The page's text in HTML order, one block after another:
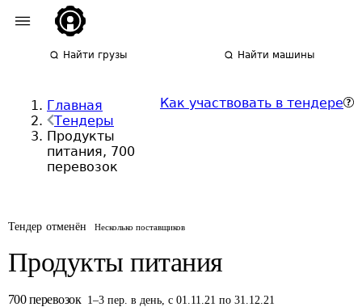
Найти грузы Найти машины
Главная
Тендеры
Продукты
питания, 700
перевозок
Как участвовать в тендере
Тендер отменён Несколько поставщиков
Продукты питания
700 перевозок 1–3 пер. в день,с 01.11.21 по 31.12.21